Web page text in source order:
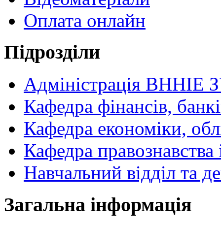
Оплата онлайн
Підрозділи
Адміністрація ВННІЕ
Кафедра фінансів,
Кафедра економіки,
Кафедра
Навчальний відділ та
Загальна інформація